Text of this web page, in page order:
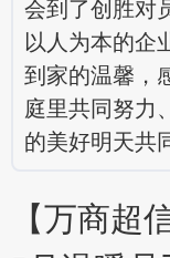
会到了创胜对
以人为本的企
到家的温馨，
庭里共同努力
的美好明天共
【万商超